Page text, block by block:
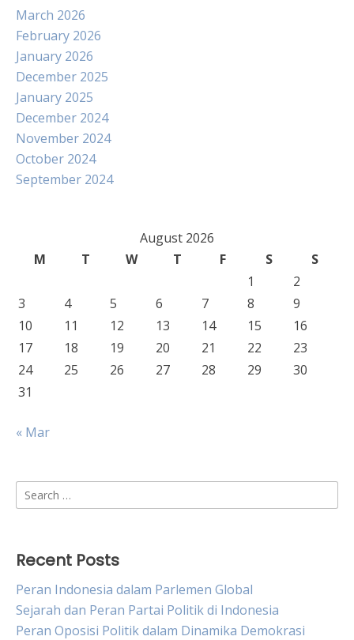
March 2026
February 2026
January 2026
December 2025
January 2025
December 2024
November 2024
October 2024
September 2024
August 2026
M
T W T F S
S
1
2
3
4 5 6 7 8
9
10
11 12 13 14 15
16
17
18 19 20 21 22
23
24
25 26 27 28 29
30
31
« Mar
Search
for:
Recent Posts
Peran Indonesia dalam Parlemen Global
Sejarah dan Peran Partai Politik di Indonesia
Peran Oposisi Politik dalam Dinamika Demokrasi